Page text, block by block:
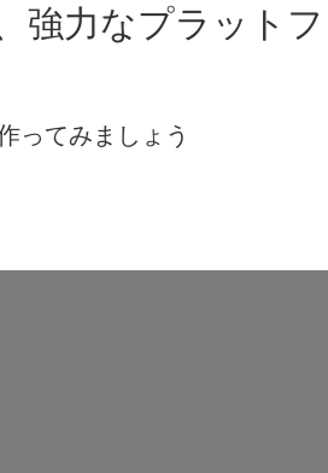
強力なプラット
ってみましょう